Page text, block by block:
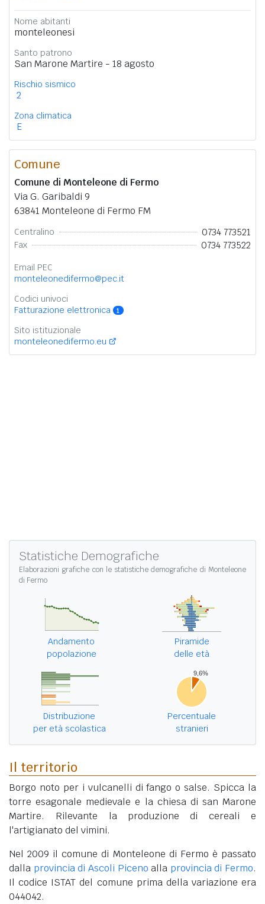
Nome abitanti
monteleonesi
Santo patrono
San Marone Martire - 18 agosto
Rischio sismico
2
Zona climatica
E
Comune
Comune di Monteleone di Fermo
Via G. Garibaldi 9
63841 Monteleone di Fermo FM
Centralino 0734 773521
Fax 0734 773522
Email PEC
monteleonedifermo@pec.it
Codici univoci
Fatturazione elettronica
1
Sito istituzionale
monteleonedifermo.eu
Statistiche Demografiche
Elaborazioni grafiche con le statistiche demografiche di Monteleone
di Fermo
Andamento
popolazione
Piramide
delle età
Distribuzione
per età scolastica
Percentuale
stranieri
Il territorio
Borgo noto per i vulcanelli di fango o salse. Spicca la
torre esagonale medievale e la chiesa di san Marone
Martire. Rilevante la produzione di cereali e
l'artigianato del vimini.
Nel 2009 il comune di Monteleone di Fermo è passato
dalla provincia di Ascoli Piceno alla provincia di Fermo.
Il codice ISTAT del comune prima della variazione era
044042.